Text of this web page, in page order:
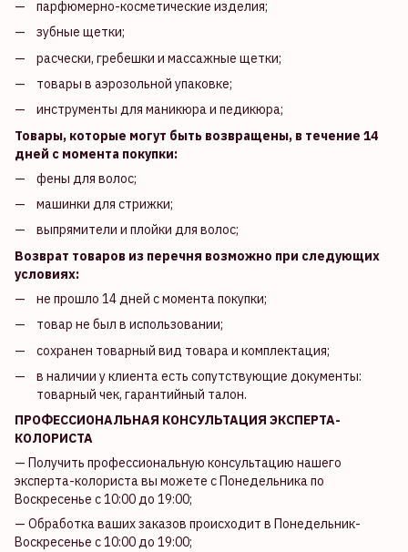
парфюмерно-косметические изделия;
зубные щетки;
расчески, гребешки и массажные щетки;
товары в аэрозольной упаковке;
инструменты для маникюра и педикюра;
Товары, которые могут быть возвращены, в течение 14
дней с момента покупки:
фены для волос;
машинки для стрижки;
выпрямители и плойки для волос;
Возврат товаров из перечня возможно при следующих
условиях:
не прошло 14 дней с момента покупки;
товар не был в использовании;
сохранен товарный вид товара и комплектация;
в наличии у клиента есть сопутствующие документы:
товарный чек, гарантийный талон.
ПРОФЕССИОНАЛЬНАЯ КОНСУЛЬТАЦИЯ ЭКСПЕРТА-
КОЛОРИСТА
— Получить профессиональную консультацию нашего
эксперта-колориста вы можете с Понедельника по
Воскресенье с 10:00 до 19:00;
— Обработка ваших заказов происходит в Понедельник-
Воскресенье с 10:00 до 19:00;